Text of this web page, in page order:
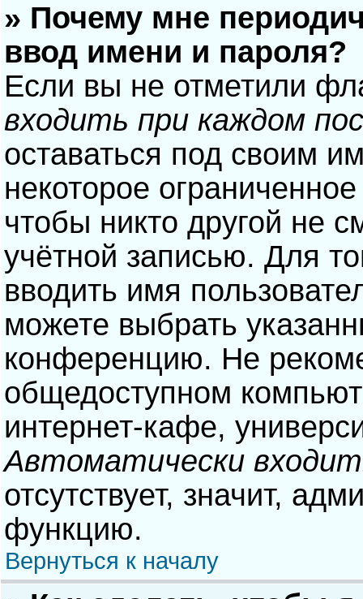
» Почему мне
ввод имени и пароля?
Если вы не отметили
входить при каждом
оставаться под своим
некоторое
чтобы никто другой не
учётной записью. Для
вводить имя
можете выбрать
конференцию. Не
общедоступном
интернет-кафе,
Автоматически
отсутствует, значит,
функцию.
Вернуться к началу